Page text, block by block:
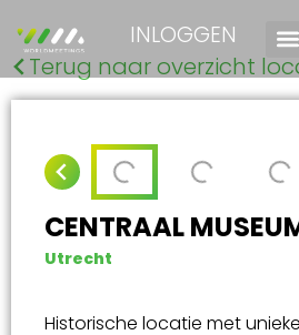
INLOGGEN
Terug naar overzicht
CENTRAAL
Utrecht
Historische locatie met